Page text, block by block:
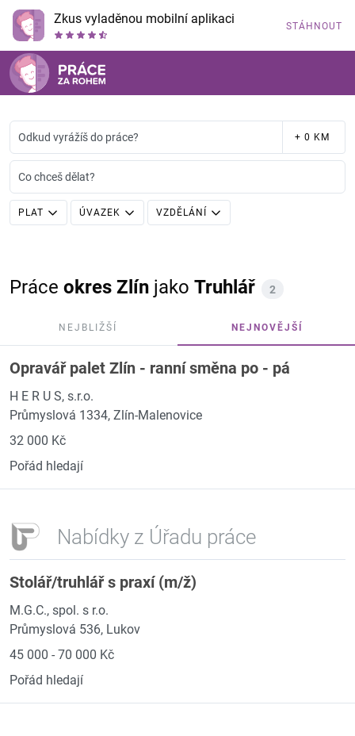
Zkus vyladěnou mobilní aplikaci STÁHNOUT
Odkud vyrážíš do práce? + 0 KM
Co chceš dělat?
PLAT ÚVAZEK VZDĚLÁNÍ
Práce okres Zlín jako Truhlář 2
NEJBLIŽŠÍ NEJNOVĚJŠÍ
Opravář palet Zlín - ranní směna po - pá
H E R U S, s.r.o.
Průmyslová 1334, Zlín-Malenovice
32 000 Kč
Pořád hledají
Nabídky z Úřadu práce
Stolář/truhlář s praxí (m/ž)
M.G.C., spol. s r.o.
Průmyslová 536, Lukov
45 000 - 70 000 Kč
Pořád hledají